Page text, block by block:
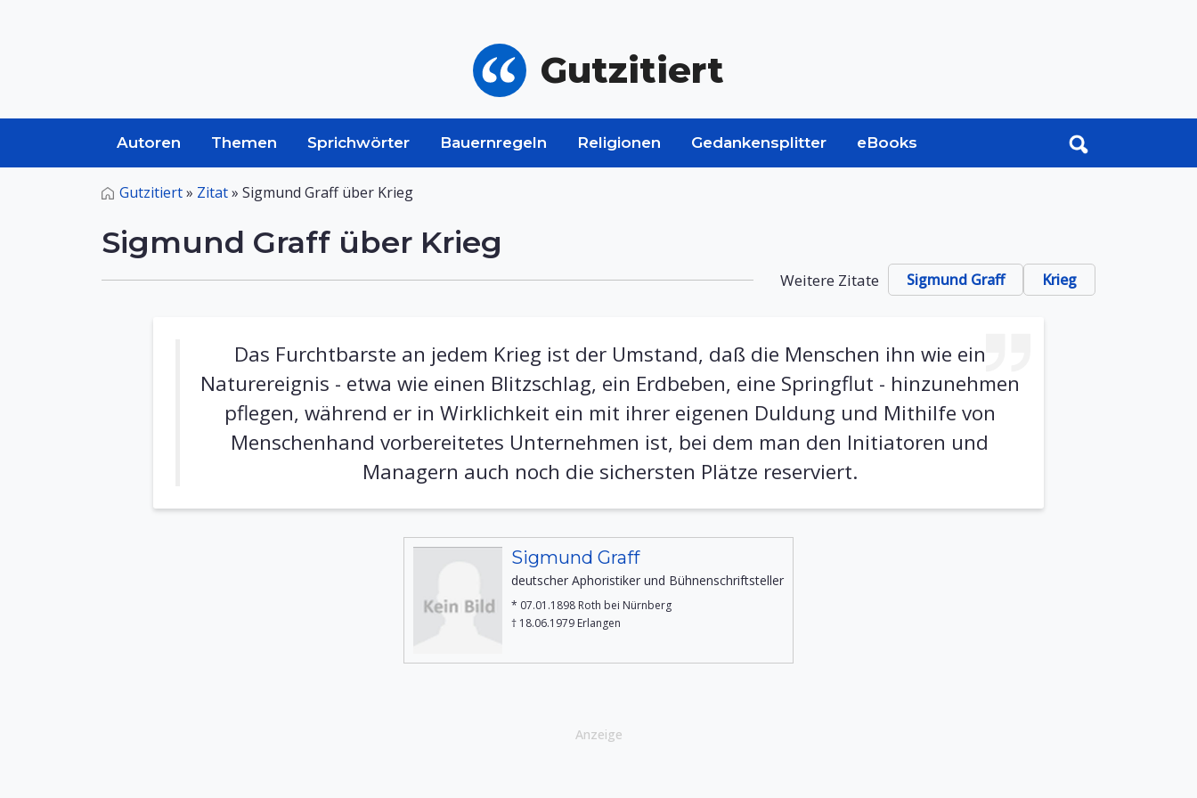
Gutzitiert
Autoren Themen Sprichwörter Bauernregeln Religionen Gedankensplitter eBooks
Gutzitiert» Zitat» Sigmund Graff über Krieg
Sigmund Graff über Krieg
Weitere Zitate Sigmund Graff Krieg
Das Furchtbarste an jedem Krieg ist der Umstand, daß die Menschen ihn wie ein
Naturereignis - etwa wie einen Blitzschlag, ein Erdbeben, eine Springflut - hinzunehmen
pflegen, während er in Wirklichkeit ein mit ihrer eigenen Duldung und Mithilfe von
Menschenhand vorbereitetes Unternehmen ist, bei dem man den Initiatoren und
Managern auch noch die sichersten Plätze reserviert.
Sigmund Graff
deutscher Aphoristiker und Bühnenschriftsteller
* 07.01.1898 Roth bei Nürnberg
† 18.06.1979 Erlangen
Anzeige